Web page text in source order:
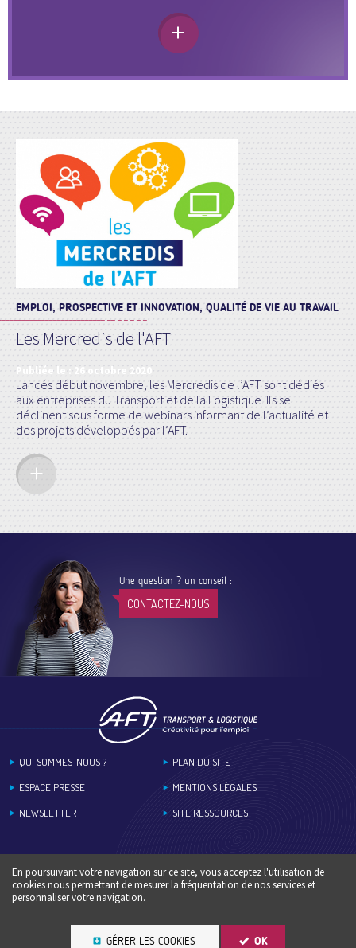
EMPLOI, PROSPECTIVE ET INNOVATION, QUALITÉ DE VIE AU TRAVAIL
Les Mercredis de l'AFT
Publiée le : 26 octobre 2020
Lancés début novembre, les Mercredis de l’AFT sont dédiés
aux entreprises du Transport et de la Logistique. Ils se
déclinent sous forme de webinars informant de l’actualité et
des projets développés par l’AFT.
Une question ? un conseil :
CONTACTEZ-NOUS
QUI SOMMES-NOUS ?
ESPACE PRESSE
NEWSLETTER
PLAN DU SITE
MENTIONS LÉGALES
SITE RESSOURCES
En poursuivant votre navigation sur ce site, vous acceptez l'utilisation de
cookies nous permettant de mesurer la fréquentation de nos services et
personnaliser votre navigation.
GÉRER LES COOKIES OK